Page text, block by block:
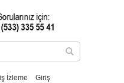
İzleme Giriş